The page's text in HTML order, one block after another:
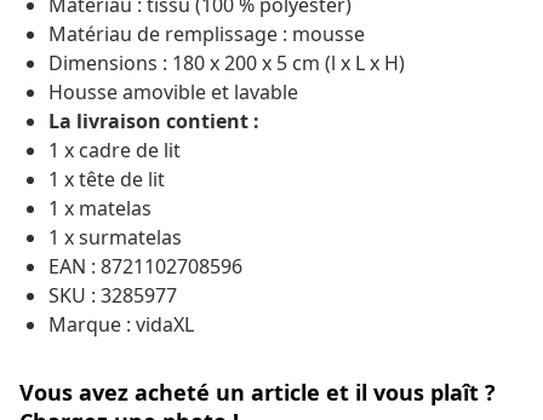
Matériau de remplissage : mousse
Dimensions : 180 x 200 x 5 cm (l x L x H)
Housse amovible et lavable
La livraison contient :
1 x cadre de lit
1 x tête de lit
1 x matelas
1 x surmatelas
EAN : 8721102708596
SKU : 3285977
Marque : vidaXL
Vous avez acheté un article et il vous plaît ?